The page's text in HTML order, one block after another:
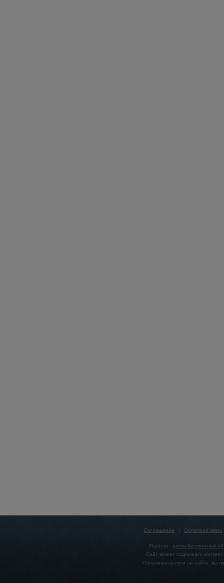
Соглашение | Обратная связь
Flado.ru - доска бесплатных
Сайт может содержать
Оплачивая услуги на сайте, вы